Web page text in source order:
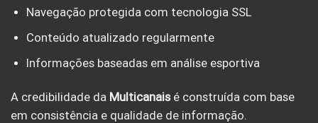
Navegação protegida com tecnologia SSL
Conteúdo atualizado regularmente
Informações baseadas em análise esportiva
A credibilidade da Multicanaisé construída com base
em consistência e qualidade de informação.